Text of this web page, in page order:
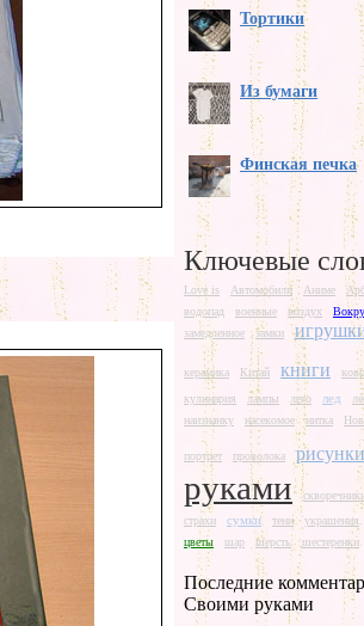
Тортики
Из бумаги
Финская печка
Ключевые
Love is Автомобили Аниме
водопад
военные воздух
замедленное
замки
керамика Китай книги
кулинария
лампы лего лед
наизнанку
насекомое нитка
портрет проволока рисунки
руками
страхи
сумки тени
украшения
цветы
шар шерсть шестеренки
Последние
Своими руками